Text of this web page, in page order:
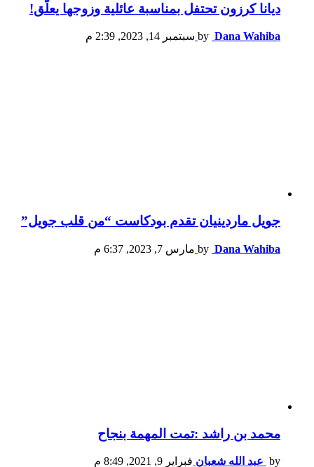
ديانا كرزون تحتفل بمناسبة عائلية وزوجها يعلّق!
by Dana Wahiba سبتمبر 14, 2023, 2:39 م
جويل ماردينيان تقدم بودكاست “من قلب جويل”
by Dana Wahiba مارس 7, 2023, 6:37 م
محمد بن راشد :تمت المهمة بنجاح
by عبد الله شعبان فبراير 9, 2021, 8:49 م